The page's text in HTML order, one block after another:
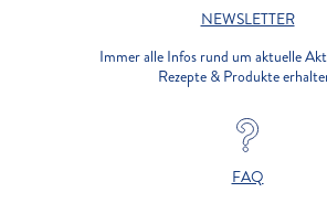
NEWSLETTER
Immer alle Infos rund um aktuelle
Rezepte & Produkte
FAQ